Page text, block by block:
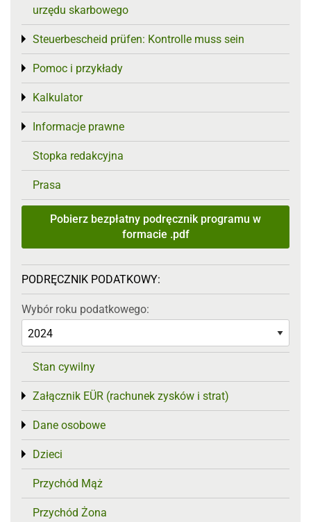
urzędu skarbowego
Steuerbescheid prüfen: Kontrolle muss sein
Toggle menu
Pomoc i przykłady
Toggle menu
Kalkulator
Toggle menu
Informacje prawne
Toggle menu
Stopka redakcyjna
Prasa
Pobierz bezpłatny podręcznik programu w
formacie .pdf
PODRĘCZNIK PODATKOWY:
Wybór roku podatkowego:
Stan cywilny
Załącznik EÜR (rachunek zysków i strat)
Toggle menu
Dane osobowe
Toggle menu
Dzieci
Toggle menu
Przychód Mąż
Przychód Żona